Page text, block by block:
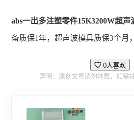
abs一出多注塑零件15K3200W超
备质保1年，超声波模具质保3个月
0人喜欢
声明：原创文章请勿转载，如需